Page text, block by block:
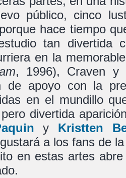
público, cinco
hace tiempo
tan divertida
en la
, 1996), Craven y
de apoyo con la
en el mundillo
divertida
y Kristten
a los fans de
en estas artes